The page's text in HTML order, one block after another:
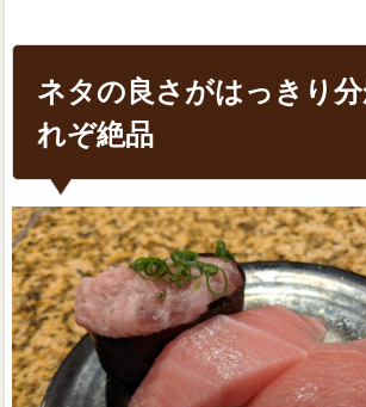
ネタの良さがはっきり
れぞ絶品